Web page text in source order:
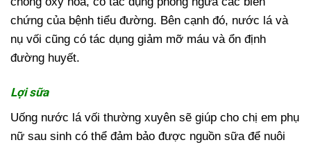
chứng của bệnh tiểu đường. Bên cạnh đó, nước lá và
nụ vối cũng có tác dụng giảm mỡ máu và ổn định
đường huyết.
Lợi sữa
Uống nước lá vối thường xuyên sẽ giúp cho chị em phụ
nữ sau sinh có thể đảm bảo được nguồn sữa để nuôi